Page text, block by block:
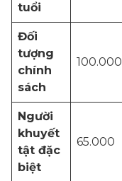
tuổi
Đối
tượng
chính
sách
100.000
Người
khuyết
tật đặc
biệt
65.000